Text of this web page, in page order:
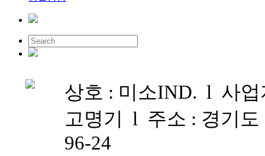
상호 : 미소IND. l 사업
고명기 l 주소 : 경기도
96-24